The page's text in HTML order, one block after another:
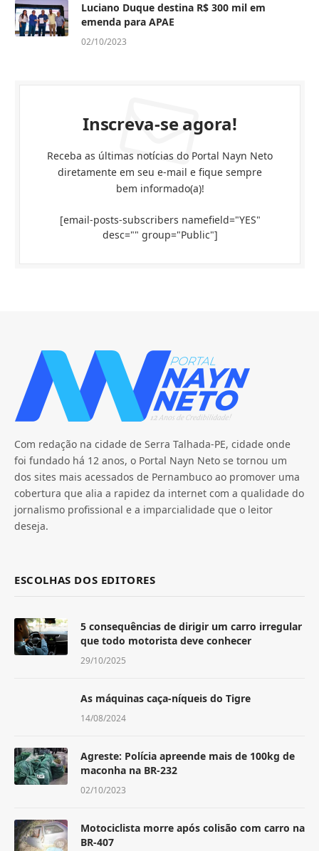
Luciano Duque destina R$ 300 mil em
emenda para APAE
02/10/2023
Inscreva-se agora!
Receba as últimas notícias do Portal Nayn Neto
diretamente em seu e-mail e fique sempre
bem informado(a)!
[email-posts-subscribers namefield="YES"
desc="" group="Public"]
Com redação na cidade de Serra Talhada-PE, cidade onde
foi fundado há 12 anos, o Portal Nayn Neto se tornou um
dos sites mais acessados de Pernambuco ao promover uma
cobertura que alia a rapidez da internet com a qualidade do
jornalismo profissional e a imparcialidade que o leitor
deseja.
ESCOLHAS DOS EDITORES
5 consequências de dirigir um carro irregular
que todo motorista deve conhecer
29/10/2025
As máquinas caça-níqueis do Tigre
14/08/2024
Agreste: Polícia apreende mais de 100kg de
maconha na BR-232
02/10/2023
Motociclista morre após colisão com carro na
BR-407